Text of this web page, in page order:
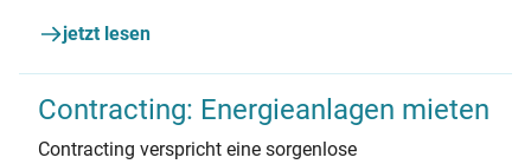
Gründen überzeugen, warum genau jetzt die Zeit für
einen Heizungswechsel ist.
jetzt lesen
Contracting: Energieanlagen mieten
Contracting verspricht eine sorgenlose